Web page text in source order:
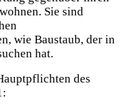
Sie sind
wie Baustaub, der in
hat.
des